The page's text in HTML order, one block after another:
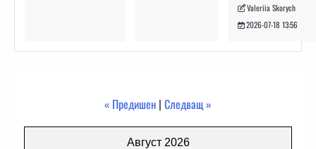
Valeriia Skorych
2026-07-18 13:56
« Предишен | Следващ »
Август 2026